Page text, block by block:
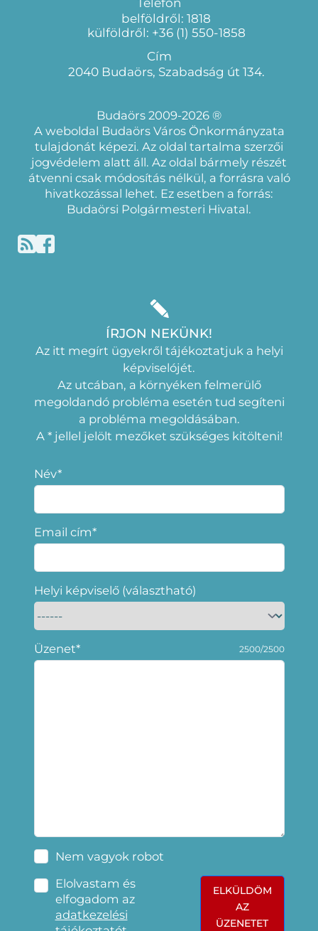
belföldről: 1818
külföldről: +36 (1) 550-1858
Cím
2040 Budaörs, Szabadság út 134.
Budaörs 2009-2026 ®
A weboldal Budaörs Város Önkormányzata
tulajdonát képezi. Az oldal tartalma szerzői
jogvédelem alatt áll. Az oldal bármely részét
átvenni csak módosítás nélkül, a forrásra való
hivatkozással lehet. Ez esetben a forrás:
Budaörsi Polgármesteri Hivatal.
ÍRJON NEKÜNK!
Az itt megírt ügyekről tájékoztatjuk a helyi
képviselójét.
Az utcában, a környéken felmerülő
megoldandó probléma esetén tud segíteni
a probléma megoldásában.
A * jellel jelölt mezőket szükséges kitölteni!
Név*
Email cím*
Helyi képviselő (választható)
Üzenet* 2500/2500
Nem vagyok robot
Elolvastam és
elfogadom az
adatkezelési
ELKÜLDÖM
AZ
ÜZENETET